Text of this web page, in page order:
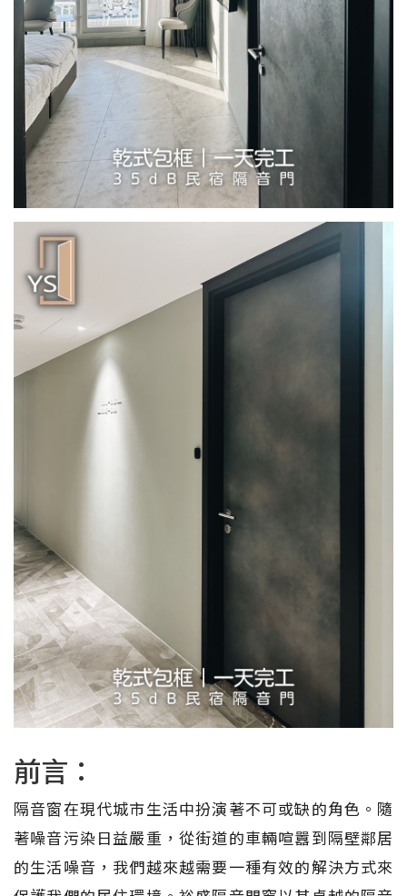
前言：
隔音窗在現代城市生活中扮演著不可或缺的角色。隨
著噪音污染日益嚴重，從街道的車輛喧囂到隔壁鄰居
的生活噪音，我們越來越需要一種有效的解決方式來